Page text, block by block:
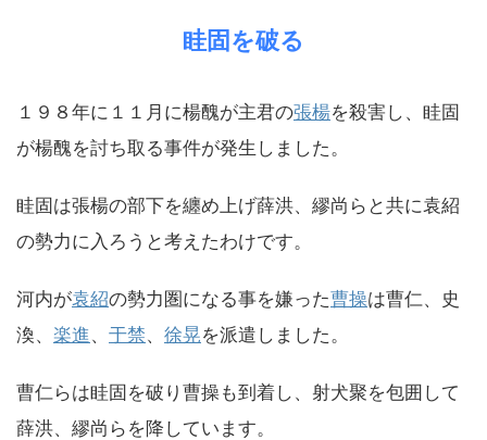
眭固を破る
１９８年に１１月に楊醜が主君の張楊を殺害し、眭固
が楊醜を討ち取る事件が発生しました。
眭固は張楊の部下を纏め上げ薛洪、繆尚らと共に袁紹
の勢力に入ろうと考えたわけです。
河内が袁紹の勢力圏になる事を嫌った曹操は曹仁、史
渙、 楽進、 于禁、 徐晃を派遣しました。
曹仁らは眭固を破り曹操も到着し、射犬聚を包囲して
薛洪、繆尚らを降しています。